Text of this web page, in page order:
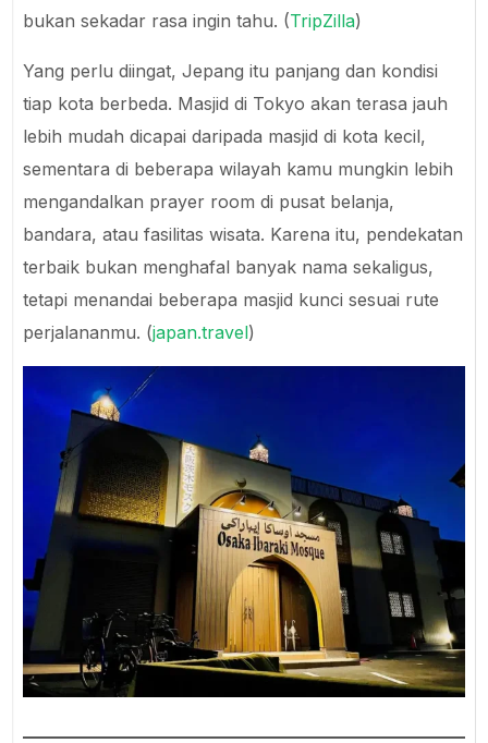
bukan sekadar rasa ingin tahu. (TripZilla)
Yang perlu diingat, Jepang itu panjang dan kondisi
tiap kota berbeda. Masjid di Tokyo akan terasa jauh
lebih mudah dicapai daripada masjid di kota kecil,
sementara di beberapa wilayah kamu mungkin lebih
mengandalkan prayer room di pusat belanja,
bandara, atau fasilitas wisata. Karena itu, pendekatan
terbaik bukan menghafal banyak nama sekaligus,
tetapi menandai beberapa masjid kunci sesuai rute
perjalananmu. (japan.travel)